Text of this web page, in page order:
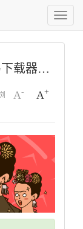
切
换
菜
百度网盘第三方下载工具-雷鸟下载器v2.03
A- A+